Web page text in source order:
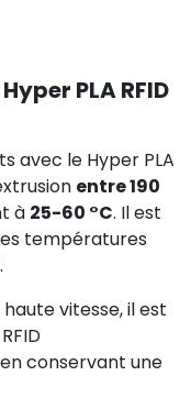
PLA RFID
avec le Hyper PLA
entre 190
à 25-60 °C. Il est
températures
vitesse, il est
conservant une